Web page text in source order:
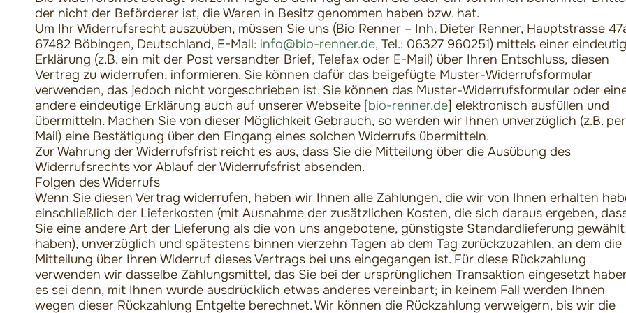
der nicht der Beförderer ist, die Waren in Besitz genommen haben bzw. hat.
Um Ihr Widerrufsrecht auszuüben, müssen Sie uns (Bio Renner – Inh. Dieter Renner, Hauptstrasse
67482 Böbingen, Deutschland, E-Mail: info@bio-renner.de, Tel.: 06327 960251) mittels einer
Erklärung (z.B. ein mit der Post versandter Brief, Telefax oder E-Mail) über Ihren Entschluss, diesen
Vertrag zu widerrufen, informieren. Sie können dafür das beigefügte Muster-Widerrufsformular
verwenden, das jedoch nicht vorgeschrieben ist. Sie können das Muster-Widerrufsformular oder
andere eindeutige Erklärung auch auf unserer Webseite [bio-renner.de] elektronisch ausfüllen und
übermitteln. Machen Sie von dieser Möglichkeit Gebrauch, so werden wir Ihnen unverzüglich (z.B.
Mail) eine Bestätigung über den Eingang eines solchen Widerrufs übermitteln.
Zur Wahrung der Widerrufsfrist reicht es aus, dass Sie die Mitteilung über die Ausübung des
Widerrufsrechts vor Ablauf der Widerrufsfrist absenden.
Folgen des Widerrufs
Wenn Sie diesen Vertrag widerrufen, haben wir Ihnen alle Zahlungen, die wir von Ihnen erhalten
einschließlich der Lieferkosten (mit Ausnahme der zusätzlichen Kosten, die sich daraus ergeben,
Sie eine andere Art der Lieferung als die von uns angebotene, günstigste Standardlieferung gewählt
haben), unverzüglich und spätestens binnen vierzehn Tagen ab dem Tag zurückzuzahlen, an dem die
Mitteilung über Ihren Widerruf dieses Vertrags bei uns eingegangen ist. Für diese Rückzahlung
verwenden wir dasselbe Zahlungsmittel, das Sie bei der ursprünglichen Transaktion eingesetzt
es sei denn, mit Ihnen wurde ausdrücklich etwas anderes vereinbart; in keinem Fall werden Ihnen
wegen dieser Rückzahlung Entgelte berechnet. Wir können die Rückzahlung verweigern, bis wir die